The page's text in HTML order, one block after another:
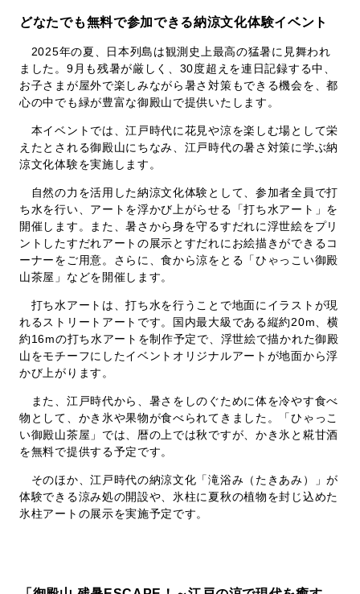
どなたでも無料で参加できる納涼文化体験イベント
2025年の夏、日本列島は観測史上最高の猛暑に見舞われ
ました。9月も残暑が厳しく、30度超えを連日記録する中、
お子さまが屋外で楽しみながら暑さ対策もできる機会を、都
心の中でも緑が豊富な御殿山で提供いたします。
本イベントでは、江戸時代に花見や涼を楽しむ場として栄
えたとされる御殿山にちなみ、江戸時代の暑さ対策に学ぶ納
涼文化体験を実施します。
自然の力を活用した納涼文化体験として、参加者全員で打
ち水を行い、アートを浮かび上がらせる「打ち水アート」を
開催します。また、暑さから身を守るすだれに浮世絵をプリ
ントしたすだれアートの展示とすだれにお絵描きができるコ
ーナーをご用意。さらに、食から涼をとる「ひゃっこい御殿
山茶屋」などを開催します。
打ち水アートは、打ち水を行うことで地面にイラストが現
れるストリートアートです。国内最大級である縦約20m、横
約16mの打ち水アートを制作予定で、浮世絵で描かれた御殿
山をモチーフにしたイベントオリジナルアートが地面から浮
かび上がります。
また、江戸時代から、暑さをしのぐために体を冷やす食べ
物として、かき氷や果物が食べられてきました。「ひゃっこ
い御殿山茶屋」では、暦の上では秋ですが、かき氷と糀甘酒
を無料で提供する予定です。
そのほか、江戸時代の納涼文化「滝浴み（たきあみ）」が
体験できる涼み処の開設や、氷柱に夏秋の植物を封じ込めた
氷柱アートの展示を実施予定です。